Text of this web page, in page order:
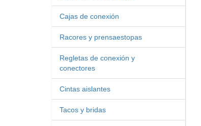
Cajas de conexión
Racores y prensaestopas
Regletas de conexión y
conectores
Cintas aislantes
Tacos y bridas